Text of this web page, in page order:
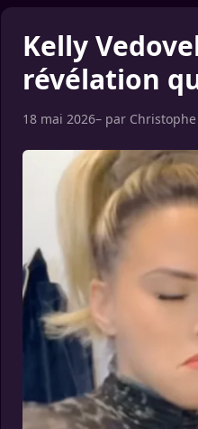
Kelly
révélation
18 mai 2026– par